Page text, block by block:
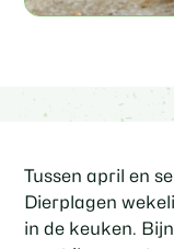
Tussen april en
Dierplagen
in de keuken.